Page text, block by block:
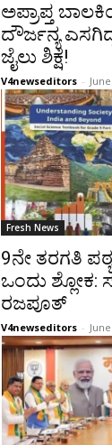
ಅಪ್ರಾಪ್ತ
ದೌರ್ಜನ್ಯ
ಜೈಲು ಶಿಕ್ಷೆ!
V4newseditors -
Fresh News
9ನೇ ತರಗತಿ
ಒಂದು
ರಜಪೂತ್
V4newseditors -